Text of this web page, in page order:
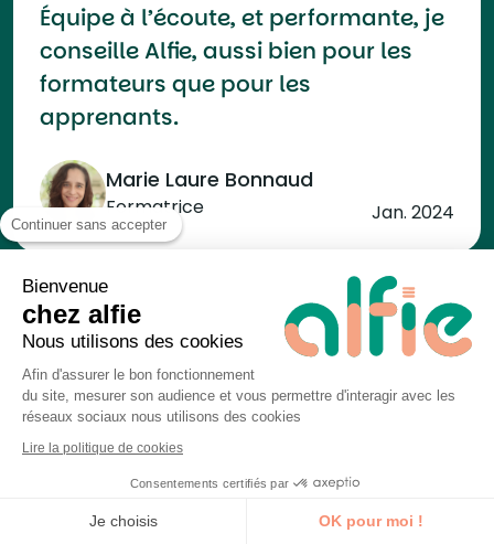
Équipe à l’écoute, et performante, je
conseille Alfie, aussi bien pour les
formateurs que pour les
apprenants.
Marie Laure Bonnaud
Formatrice Jan. 2024
Excellent partenaire pour des
formations avec beaucoup
d’experts formateurs dans leur
spécialité.
Yannick Bouvard
Continuer sans accepter
Bienvenue
chez alfie
Nous utilisons des cookies
Afin d'assurer le bon fonctionnement
du site, mesurer son audience et vous permettre d'interagir avec les
réseaux sociaux nous utilisons des cookies
Lire la politique de cookies
Consentements certifiés par
Je choisis OK pour moi !